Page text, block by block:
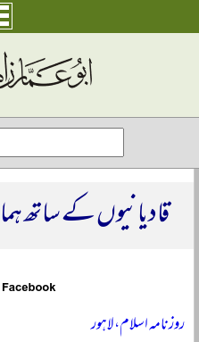
قادیانیوں کے ساتھ
روزنامہ اسلام، لاہور